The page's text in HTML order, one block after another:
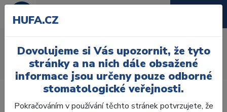
Úvod Zuby
AcryRock
AcryRock 1x28 S52-I52-D42, D4
HUFA.CZ
Dovolujeme si Vás upozornit, že tyto
stránky a na nich dále obsažené
informace jsou určeny pouze odborné
stomatologické veřejnosti.
Pokračováním v používání těchto stránek potvrzujete, že